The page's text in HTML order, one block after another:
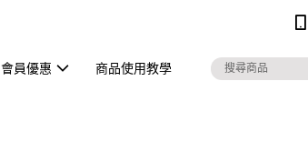
會員優惠 商品使用教學